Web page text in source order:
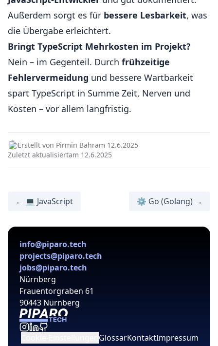
Außerdem sorgt es für bessere Lesbarkeit, was
die Übergabe erleichtert.
Bringt TypeScript Mehrkosten im Projekt?
Nein – im Gegenteil. Durch frühzeitige
Fehlervermeidung und bessere Wartbarkeit
spart TypeScript in Summe Zeit, Nerven und
Kosten – vor allem langfristig.
Erstellt von Pirmin Bahram 12.6.2025
Zuletzt aktualisiertam 12.6.2025
← 💻 JavaScript ⚙️ Go (Golang) →
info@piparo.tech
projects@piparo.tech
jobs@piparo.tech
Nürnberg
Frauentorgraben 61
90443 Nürnberg
GlossarKontaktImpressum